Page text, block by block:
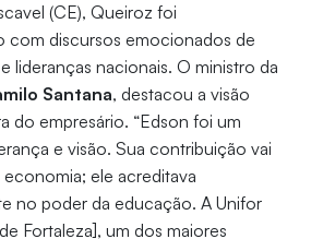
(CE), Queiroz foi
com discursos emocionados de
lideranças nacionais. O ministro da
Santana, destacou a visão
do empresário. “Edson foi um
e visão. Sua contribuição vai
ele acreditava
no poder da educação. A Unifor
Fortaleza], um dos maiores